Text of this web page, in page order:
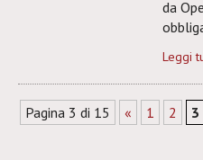
da
Leggi
Pagina 3 di 15 « 1 2 3